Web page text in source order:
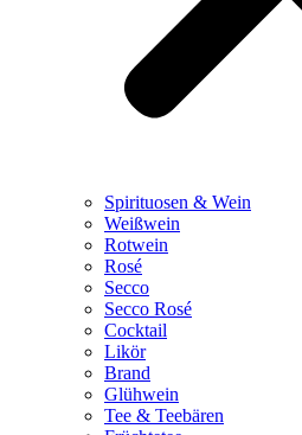
Spirituosen & Wein
Weißwein
Rotwein
Rosé
Secco
Secco Rosé
Cocktail
Likör
Brand
Glühwein
Tee & Teebären